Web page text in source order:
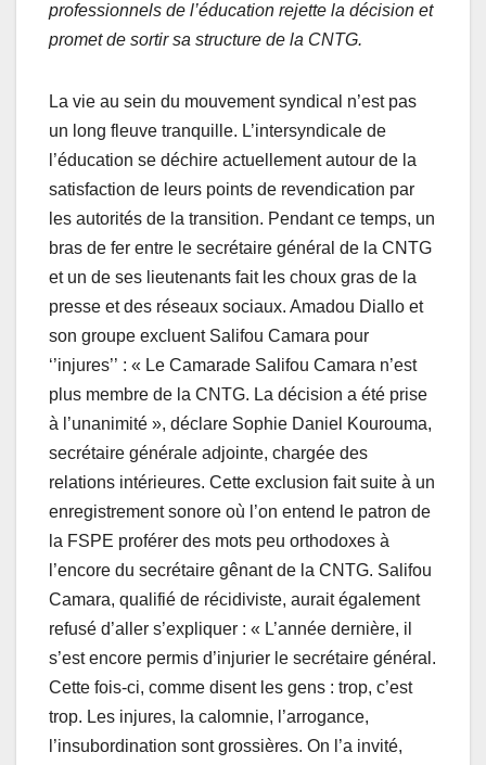
professionnels de l’éducation rejette la décision et
promet de sortir sa structure de la CNTG.
La vie au sein du mouvement syndical n’est pas
un long fleuve tranquille. L’intersyndicale de
l’éducation se déchire actuellement autour de la
satisfaction de leurs points de revendication par
les autorités de la transition. Pendant ce temps, un
bras de fer entre le secrétaire général de la CNTG
et un de ses lieutenants fait les choux gras de la
presse et des réseaux sociaux. Amadou Diallo et
son groupe excluent Salifou Camara pour
‘’injures’’ : « Le Camarade Salifou Camara n’est
plus membre de la CNTG. La décision a été prise
à l’unanimité », déclare Sophie Daniel Kourouma,
secrétaire générale adjointe, chargée des
relations intérieures. Cette exclusion fait suite à un
enregistrement sonore où l’on entend le patron de
la FSPE proférer des mots peu orthodoxes à
l’encore du secrétaire gênant de la CNTG. Salifou
Camara, qualifié de récidiviste, aurait également
refusé d’aller s’expliquer : « L’année dernière, il
s’est encore permis d’injurier le secrétaire général.
Cette fois-ci, comme disent les gens : trop, c’est
trop. Les injures, la calomnie, l’arrogance,
l’insubordination sont grossières. On l’a invité,